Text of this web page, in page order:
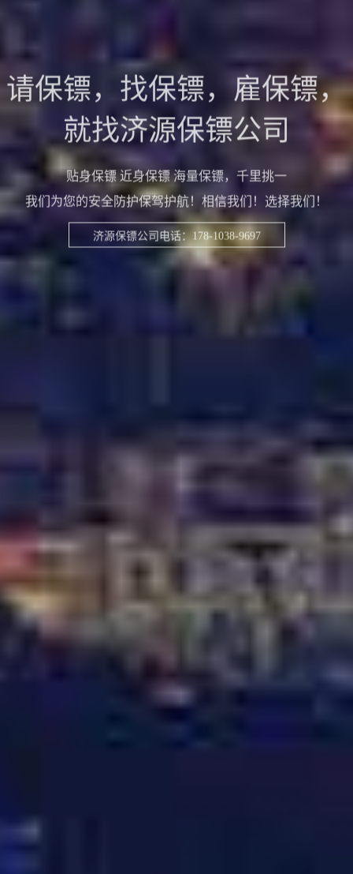
请保镖，找保镖，雇保镖，
就找济源保镖公司
贴身保镖 近身保镖 海量保镖，千里挑一
我们为您的安全防护保驾护航！相信我们！选择我们！
济源保镖公司电话：178-1038-9697